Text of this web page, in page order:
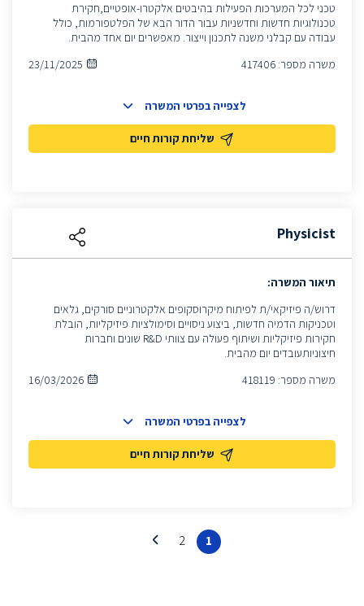
טכני לכל המערכות הפעילות בהיבטים אלקטרו-אופטיים,חקירת
טכנולוגיות חדשות וחדשניות עבור הדור הבא של הפלטפורמות, כולל
עבודה עם קבלני משנה לתכנון וייצור. מאפשרים יום אחד מהבית.
משרה מספר: 417406
23/11/2025
שליחת קורות חיים
לצפייה בפרטי המשרה
Physicist
תיאור המשרה:
דרוש/ה פיזיקאי/ת לפיתוח מיקרוסקופים אלקטרוניים סורקים, גלאים
וטכניקות הדמיה חדשות, ביצוע ניסויים וסימולציות פיזיקליות, הובלת
חקירות פיזיקליות ושיתוף פעולה עם צוותי R&D שונים וחברות
חיצוניותעובדים יום מהבית.
משרה מספר: 418119
16/03/2026
שליחת קורות חיים
לצפייה בפרטי המשרה
1
2